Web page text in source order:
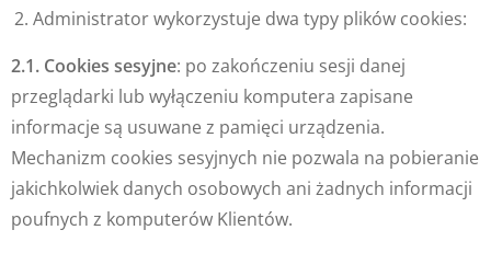
Administrator wykorzystuje dwa typy plików cookies:
2.1. Cookies sesyjne: po zakończeniu sesji danej
przeglądarki lub wyłączeniu komputera zapisane
informacje są usuwane z pamięci urządzenia.
Mechanizm cookies sesyjnych nie pozwala na pobieranie
jakichkolwiek danych osobowych ani żadnych informacji
poufnych z komputerów Klientów.